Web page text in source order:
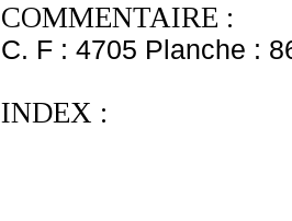
COMMENTAIRE :
C. F : 4705 Planche :
INDEX :